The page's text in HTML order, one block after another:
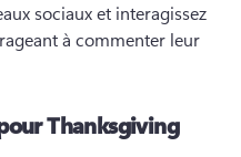
sociaux et interagissez
à commenter leur
Thanksgiving